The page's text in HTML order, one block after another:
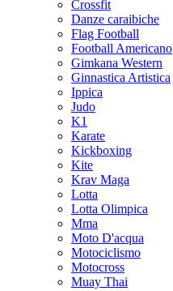
Crossfit
Danze caraibiche
Flag Football
Football Americano
Gimkana Western
Ginnastica Artistica
Ippica
Judo
K1
Karate
Kickboxing
Kite
Krav Maga
Lotta
Lotta Olimpica
Mma
Moto D'acqua
Motociclismo
Motocross
Muay Thai